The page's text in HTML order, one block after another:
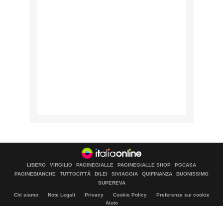
LIBERO VIRGILIO PAGINEGIALLE PAGINEGIALLE SHOP
PGCASA
PAGINEBIANCHE
TUTTOCITTÀ DILEI SIVIAGGIA QUIFINANZA
BUONISSIMO
SUPEREVA
Chi siamo Note Legali Privacy Cookie Policy
Preferenze sui cookie
Aiuto